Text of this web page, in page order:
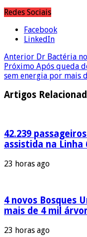
Redes Sociais
Facebook
LinkedIn
Anterior Dr Bactéria
Próximo Após queda
sem energia por mais
Artigos
42.239
assistida na Linha
23 horas ago
4 novos Bosques
mais de 4 mil
23 horas ago